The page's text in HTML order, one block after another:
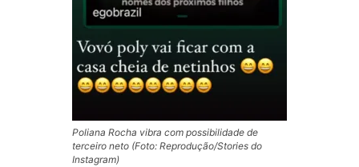
Poliana Rocha vibra com possibilidade de
terceiro neto (Foto: Reprodução/Stories do
Instagram)